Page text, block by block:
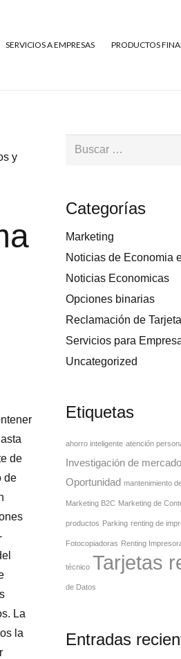
SERVICIOS A EMPRESAS PRODUCTOS
y
de
de
La
la
Buscar:
Categorías
Marketing
Noticias de Economia
Noticias Economicas
Opciones binarias
Reclamación de
Servicios para
Uncategorized
Etiquetas
ahorro inteligente atención
Investigación de
Oportunidad mantenimiento
Marketing B2C Marketing de
productos Parking renting de
Fotocopiadoras Renting
técnico Tarjetas
de Datos
Entradas